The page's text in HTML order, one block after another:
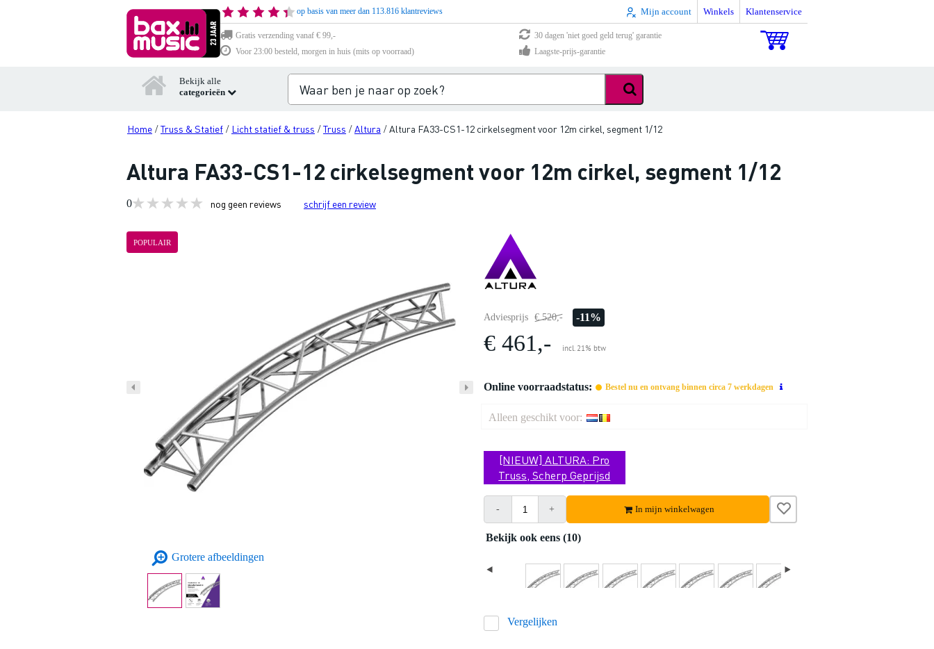
op basis van meer dan 113.816 klantreviews Mijn account Winkels Klantenservice
Gratis verzending vanaf € 99,-
30 dagen 'niet goed geld terug' garantie
Voor 23:00 besteld, morgen in huis (mits op voorraad)
Laagste-prijs-garantie
Bekijk alle
categorieën
Home /Truss & Statief / Licht statief & truss /Truss /Altura /Altura FA33-CS1-12 cirkelsegment voor 12m cirkel, segment 1/12
Altura FA33-CS1-12 cirkelsegment voor 12m cirkel, segment 1/12
0 nog geen reviews schrijf een review
POPULAIR
Grotere afbeeldingen
Adviesprijs € 520,- -11%
€ 461,- incl. 21% btw
Online voorraadstatus: Bestel nu en ontvang binnen circa 7 werkdagen
Alleen geschikt voor:
[NIEUW] ALTURA: Pro
Truss, Scherp Geprijsd
- + In mijn winkelwagen
Bekijk ook eens (10)
Vergelijken